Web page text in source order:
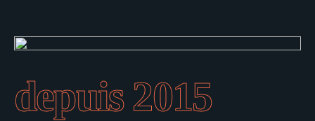
depuis 2015